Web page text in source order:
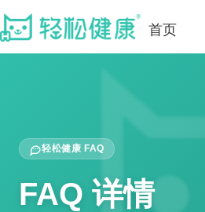
首页
轻松健康 FAQ
FAQ 详情